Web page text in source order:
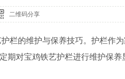
二维码分享
栏的维护与保养技巧。护栏作
期对宝鸡铁艺护栏进行维护保养